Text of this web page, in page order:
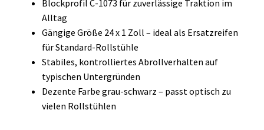
Blockprofil C-1073 für zuverlässige Traktion im
Alltag
Gängige Größe 24 x 1 Zoll – ideal als Ersatzreifen
für Standard-Rollstühle
Stabiles, kontrolliertes Abrollverhalten auf
typischen Untergründen
Dezente Farbe grau-schwarz – passt optisch zu
vielen Rollstühlen